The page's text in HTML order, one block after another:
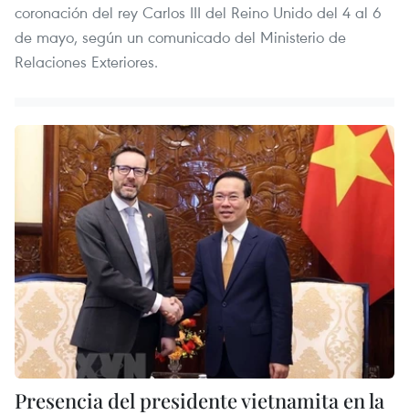
coronación del rey Carlos III del Reino Unido del 4 al 6
de mayo, según un comunicado del Ministerio de
Relaciones Exteriores.
Presencia del presidente vietnamita en la